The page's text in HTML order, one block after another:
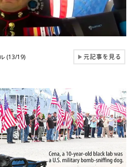
(13/19) ▶元記事を見る